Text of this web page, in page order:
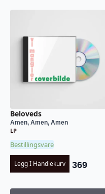
Beloveds
Amen, Amen, Amen
LP
Bestillingsvare
Legg I Handlekurv 369